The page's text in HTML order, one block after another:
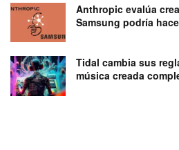
Anthropic evalúa
Samsung podría
Tidal cambia sus
música creada